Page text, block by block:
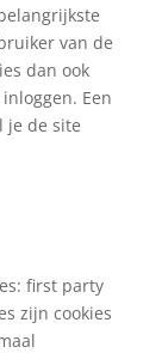
van de
dan ook
Een
je de site
first party
zijn cookies